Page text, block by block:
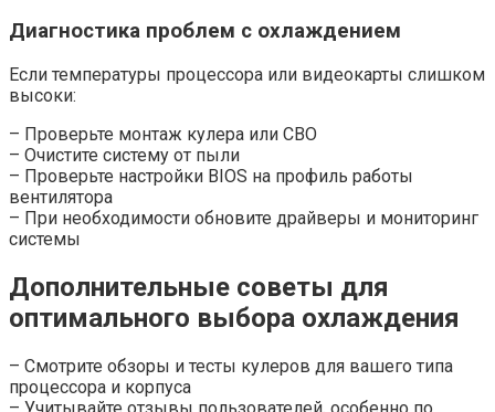
Диагностика проблем с охлаждением
Если температуры процессора или видеокарты слишком
высоки:
– Проверьте монтаж кулера или СВО
– Очистите систему от пыли
– Проверьте настройки BIOS на профиль работы
вентилятора
– При необходимости обновите драйверы и мониторинг
системы
Дополнительные советы для
оптимального выбора охлаждения
– Смотрите обзоры и тесты кулеров для вашего типа
процессора и корпуса
– Учитывайте отзывы пользователей, особенно по